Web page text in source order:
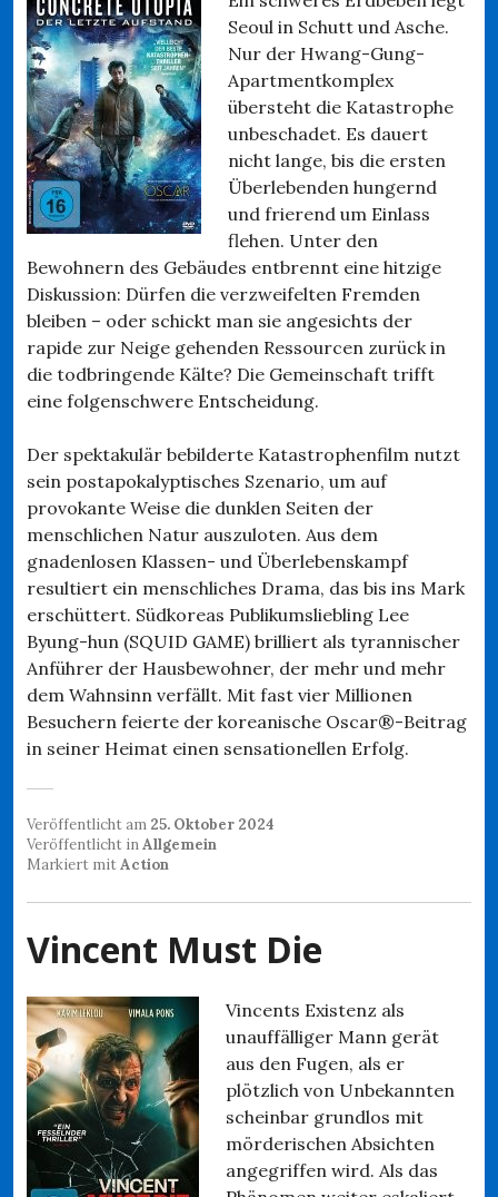
Seoul in Schutt und Asche.
Nur der Hwang-Gung-
Apartmentkomplex
übersteht die Katastrophe
unbeschadet. Es dauert
nicht lange, bis die ersten
Überlebenden hungernd
und frierend um Einlass
flehen. Unter den
Bewohnern des Gebäudes entbrennt eine hitzige
Diskussion: Dürfen die verzweifelten Fremden
bleiben – oder schickt man sie angesichts der
rapide zur Neige gehenden Ressourcen zurück in
die todbringende Kälte? Die Gemeinschaft trifft
eine folgenschwere Entscheidung.
Der spektakulär bebilderte Katastrophenfilm nutzt
sein postapokalyptisches Szenario, um auf
provokante Weise die dunklen Seiten der
menschlichen Natur auszuloten. Aus dem
gnadenlosen Klassen- und Überlebenskampf
resultiert ein menschliches Drama, das bis ins Mark
erschüttert. Südkoreas Publikumsliebling Lee
Byung-hun (SQUID GAME) brilliert als tyrannischer
Anführer der Hausbewohner, der mehr und mehr
dem Wahnsinn verfällt. Mit fast vier Millionen
Besuchern feierte der koreanische Oscar®-Beitrag
in seiner Heimat einen sensationellen Erfolg.
Veröffentlicht am 25. Oktober 2024
Veröffentlicht inAllgemein
Markiert mitAction
Vincent Must Die
Vincents Existenz als
unauffälliger Mann gerät
aus den Fugen, als er
plötzlich von Unbekannten
scheinbar grundlos mit
mörderischen Absichten
angegriffen wird. Als das